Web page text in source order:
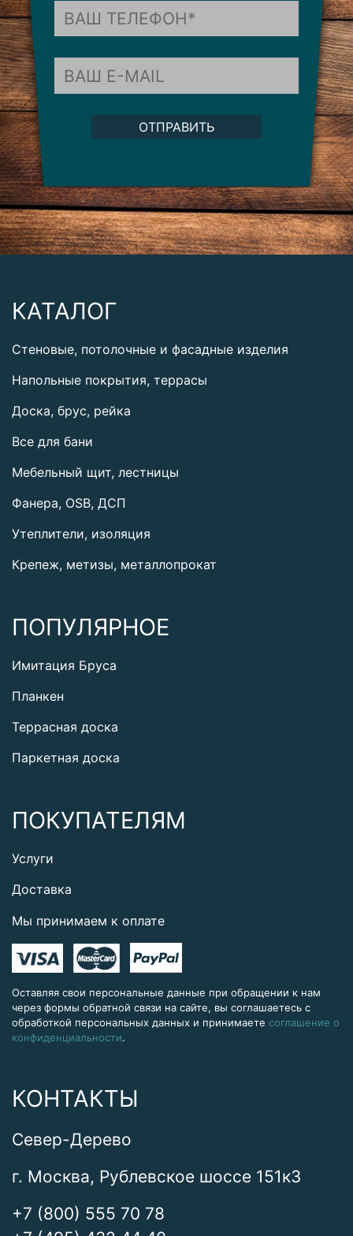
ОТПРАВИТЬ
КАТАЛОГ
Стеновые, потолочные и фасадные изделия
Напольные покрытия, террасы
Доска, брус, рейка
Все для бани
Мебельный щит, лестницы
Фанера, OSB, ДСП
Утеплители, изоляция
Крепеж, метизы, металлопрокат
ПОПУЛЯРНОЕ
Имитация Бруса
Планкен
Террасная доска
Паркетная доска
ПОКУПАТЕЛЯМ
Услуги
Доставка
Мы принимаем к оплате
Оставляя свои персональные данные при обращении к нам
через формы обратной связи на сайте, вы соглашаетесь с
обработкой персональных данных и принимаете соглашение о
конфиденциальности.
КОНТАКТЫ
Север-Дерево
г. Москва, Рублевское шоссе 151к3
+7 (800) 555 70 78